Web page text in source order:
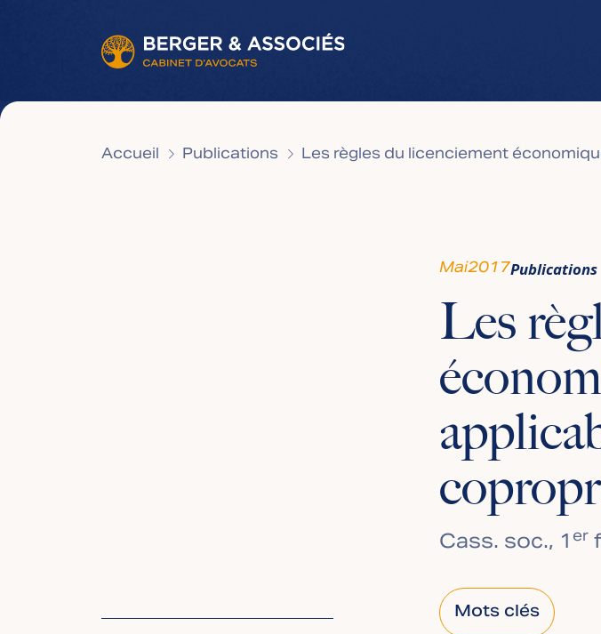
Accueil Publications Les règles du licenciement
Mai2017Publications
Les
Cass. soc., 1er
Mots clés